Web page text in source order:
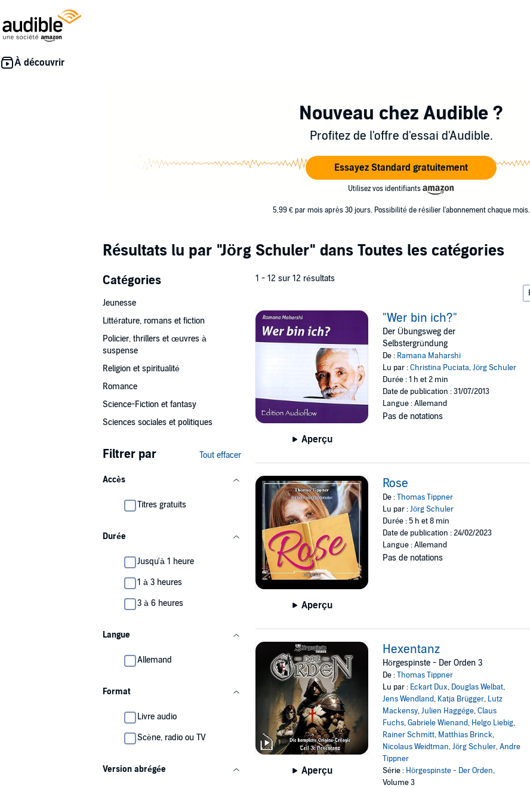
Nouveau chez Audible ?
Profitez de l'offre d'essai d'Audible.
Essayez Standard gratuitement
Utilisez vos identifiants
5,99 € par mois après 30 jours. Possibilité de résilier l'abonnement chaque mois.
Résultats lu par "Jörg Schuler" dans Toutes les catégories
Catégories
Jeunesse
Littérature, romans et fiction
Policier, thrillers et œuvres à
suspense
Religion et spiritualité
Romance
Science-Fiction et fantasy
Sciences sociales et politiques
Filtrer par Tout effacer
Accès
Titres gratuits
Durée
Jusqu'à 1 heure
1 à 3 heures
3 à 6 heures
Langue
Allemand
Format
Livre audio
Scène, radio ou TV
Version abrégée
1 - 12 sur 12 résultats
Aperçu
"Wer bin ich?"
Der Übungsweg der
Selbstergründung
De : Ramana Maharshi
Lu par :Christina Puciata,Jörg Schuler
Durée : 1 h et 2 min
Date de publication : 31/07/2013
Langue : Allemand
Pas de notations
Aperçu
Rose
De :Thomas Tippner
Lu par :Jörg Schuler
Durée : 5 h et 8 min
Date de publication : 24/02/2023
Langue : Allemand
Pas de notations
Aperçu
Hexentanz
Hörgespinste - Der Orden 3
De :Thomas Tippner
Lu par : Eckart Dux, Douglas Welbat,
Jens Wendland, Katja Brügger, Lutz
Mackensy,Julien Haggége,Claus
Fuchs,Gabriele Wienand, Helgo Liebig,
Rainer Schmitt, Matthias Brinck,
Nicolaus Weidtman,Jörg Schuler,Andre
Tippner
Série : Hörgespinste - Der Orden,
Volume 3